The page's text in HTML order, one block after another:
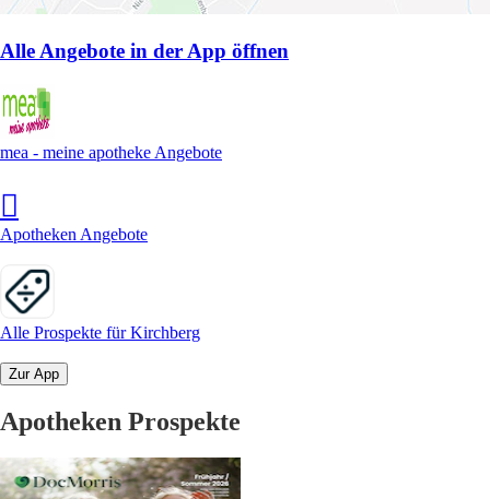
Alle Angebote in der App öffnen
mea - meine apotheke Angebote
Apotheken Angebote
Alle Prospekte für Kirchberg
Zur App
Apotheken Prospekte